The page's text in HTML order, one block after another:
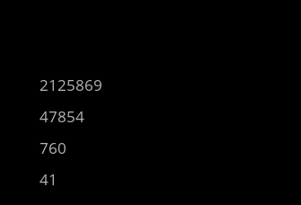
41
2125869
47854
760